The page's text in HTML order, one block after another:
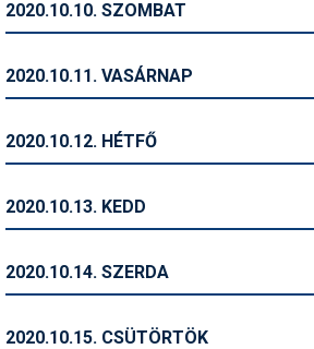
Síbérletárak
Sífelszerelés
Símánia
2020.10.10. SZOMBAT
2020.10.11. VASÁRNAP
2020.10.12. HÉTFŐ
2020.10.13. KEDD
2020.10.14. SZERDA
2020.10.15. CSÜTÖRTÖK